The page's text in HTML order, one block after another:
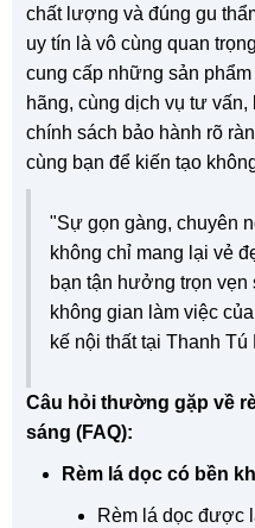
chất lượng và đúng gu
uy tín là vô cùng quan
cung cấp những sản
hãng, cùng dịch vụ tư
chính sách bảo hành rõ
cùng bạn để kiến tạo
"Sự gọn gàng, chuyên
không chỉ mang lại vẻ
bạn tận hưởng trọn
không gian làm việc
kế nội thất tại Thanh Tú
Câu hỏi thường gặp về
sáng (FAQ):
Rèm lá dọc có bền
Rèm lá dọc được